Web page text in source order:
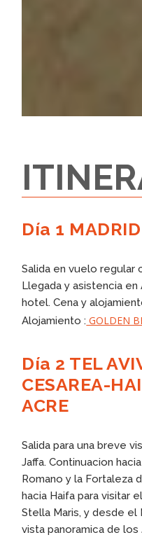
Día 1
Salida en vuelo regular
Llegada y asistencia
hotel. Cena y
Alojamiento : GOLDEN
Día 2 TEL
CESAREA-
ACRE
Salida para una breve
Jaffa. Continuacion
Romano y la Fortaleza
hacia Haifa para visitar
Stella Maris, y desde el
vista panoramica de